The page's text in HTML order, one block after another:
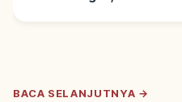
BACA SELANJUTNYA →